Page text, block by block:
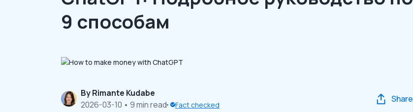
9 способам
ByRimante Kudabe
2026-03-10 • 9 min read Fact checked
Share